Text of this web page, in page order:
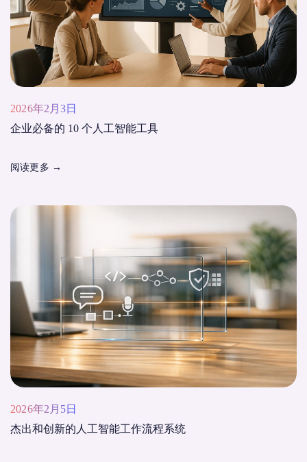
2026年2月3日
企业必备的 10 个人工智能工具
阅读更多 →
2026年2月5日
杰出和创新的人工智能工作流程系统